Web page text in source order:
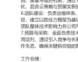
容为核心的技术演
确保技术投入与业
2.体系建设：从零
础设施、应用服务
线、运营的全生命